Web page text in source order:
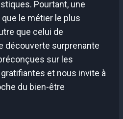
Pourtant, une
le métier le plus
que celui de
découverte surprenante
sur les
et nous invite à
du bien-être